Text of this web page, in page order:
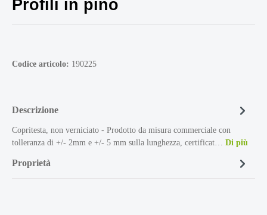
Profili in pino
Codice articolo: 190225
Descrizione
Copritesta, non verniciato - Prodotto da misura commerciale con
tolleranza di +/- 2mm e +/- 5 mm sulla lunghezza, certificat… Di più
Proprietà